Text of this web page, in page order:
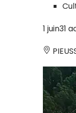
1 juin31